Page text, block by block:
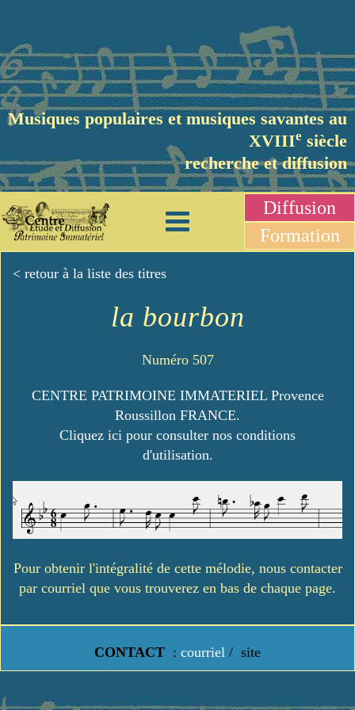
Musiques populaires et musiques savantes au
XVIIIe siècle
recherche et diffusion
Diffusion
Formation
< retour à la liste des titres
la bourbon
Numéro 507
CENTRE PATRIMOINE IMMATERIEL Provence
Roussillon FRANCE.
Cliquez ici pour consulter nos conditions
d'utilisation.
Pour obtenir l'intégralité de cette mélodie, nous contacter
par courriel que vous trouverez en bas de chaque page.
CONTACT : courriel / site
https://www.lavielledanstoussesetats.fr